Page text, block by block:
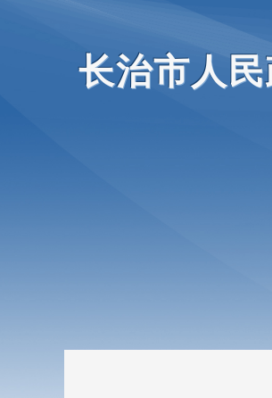
长治市人